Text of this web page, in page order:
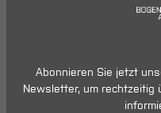
Abonnieren Sie jetzt
Newsletter, um rechtzeitig